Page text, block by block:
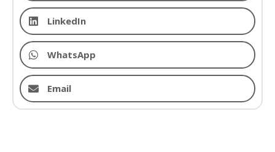
LinkedIn
WhatsApp
Email